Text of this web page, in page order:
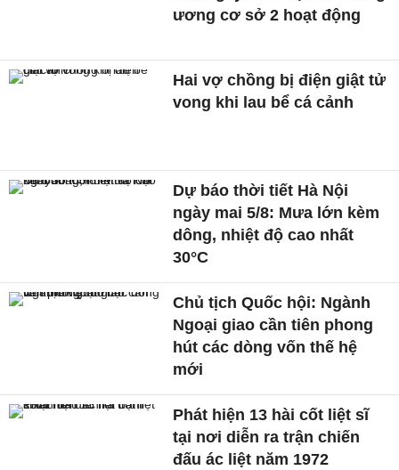
ương cơ sở 2 hoạt động
Hai vợ chồng bị điện giật tử
vong khi lau bể cá cảnh
Dự báo thời tiết Hà Nội
ngày mai 5/8: Mưa lớn kèm
dông, nhiệt độ cao nhất
30°C
Chủ tịch Quốc hội: Ngành
Ngoại giao cần tiên phong
hút các dòng vốn thế hệ
mới
Phát hiện 13 hài cốt liệt sĩ
tại nơi diễn ra trận chiến
đấu ác liệt năm 1972